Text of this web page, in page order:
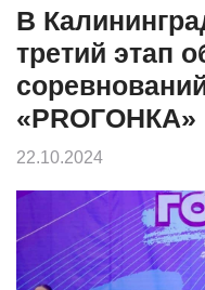
В
третий этап
«PROГОНКА»
22.10.2024